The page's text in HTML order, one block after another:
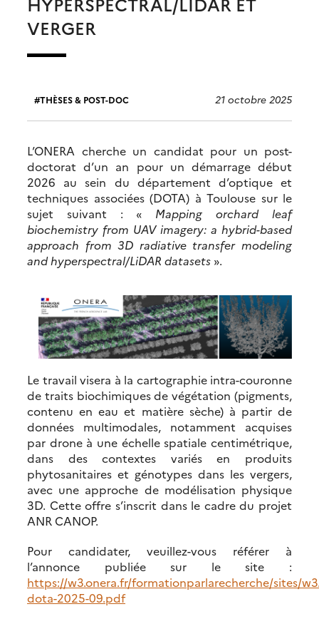
VERGER
THÈSES & POST-DOC 21 octobre 2025
L’ONERA cherche un candidat pour un post-
doctorat d’un an pour un démarrage début
2026 au sein du département d’optique et
techniques associées (DOTA) à Toulouse sur le
sujet suivant : « Mapping orchard leaf
biochemistry from UAV imagery: a hybrid-based
approach from 3D radiative transfer modeling
and hyperspectral/LiDAR datasets ».
Le travail visera à la cartographie intra-couronne
de traits biochimiques de végétation (pigments,
contenu en eau et matière sèche) à partir de
données multimodales, notamment acquises
par drone à une échelle spatiale centimétrique,
dans des contextes variés en produits
phytosanitaires et génotypes dans les vergers,
avec une approche de modélisation physique
3D. Cette offre s’inscrit dans le cadre du projet
ANR CANOP.
Pour candidater, veuillez-vous référer à
l’annonce publiée sur le site :
https://w3.onera.fr/formationparlarecherche/sites/
dota-2025-09.pdf